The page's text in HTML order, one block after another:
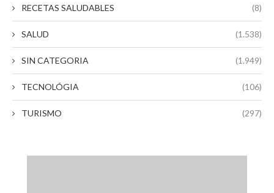
RECETAS SALUDABLES (8)
SALUD (1.538)
SIN CATEGORIA (1.949)
TECNOLÓGIA (106)
TURISMO (297)